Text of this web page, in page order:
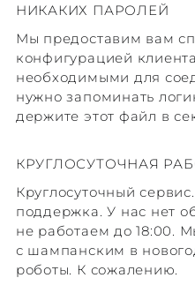
НИКАКИХ ПАРОЛЕЙ
Мы предоставим вам
конфигурацией
необходимыми для
нужно запоминать
держите этот файл в
КРУГЛОСУТОЧНАЯ
Круглосуточный
поддержка. У нас нет
не работаем до 18:00.
с шампанским в
роботы. К сожалению.